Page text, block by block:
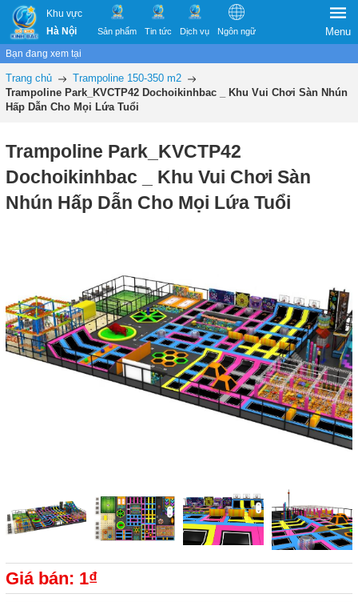
Khu vực
Hà Nội
Sản phẩm Tin tức Dịch vụ Ngôn ngữ Menu
Bạn đang xem tại
Trang chủ
Trampoline 150-350 m2
Trampoline Park_KVCTP42 Dochoikinhbac _ Khu Vui Chơi Sàn Nhún
Hấp Dẫn Cho Mọi Lứa Tuổi
Trampoline Park_KVCTP42
Dochoikinhbac _ Khu Vui Chơi Sàn
Nhún Hấp Dẫn Cho Mọi Lứa Tuổi
Giá bán: 1₫